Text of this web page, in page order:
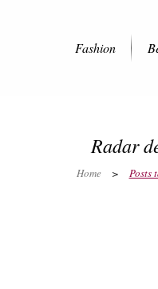
Fashion
Radar
Home > Posts